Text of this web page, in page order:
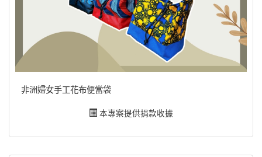
非洲婦女手工花布便當袋
本專案提供捐款收據